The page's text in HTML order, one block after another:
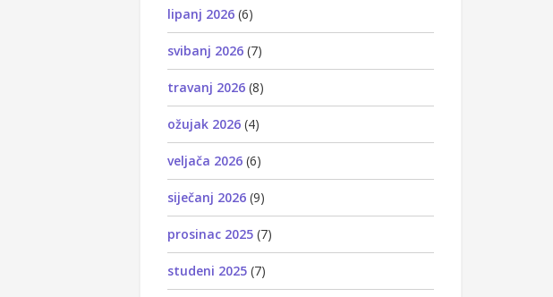
lipanj 2026 (6)
svibanj 2026 (7)
travanj 2026 (8)
ožujak 2026 (4)
veljača 2026 (6)
siječanj 2026 (9)
prosinac 2025 (7)
studeni 2025 (7)